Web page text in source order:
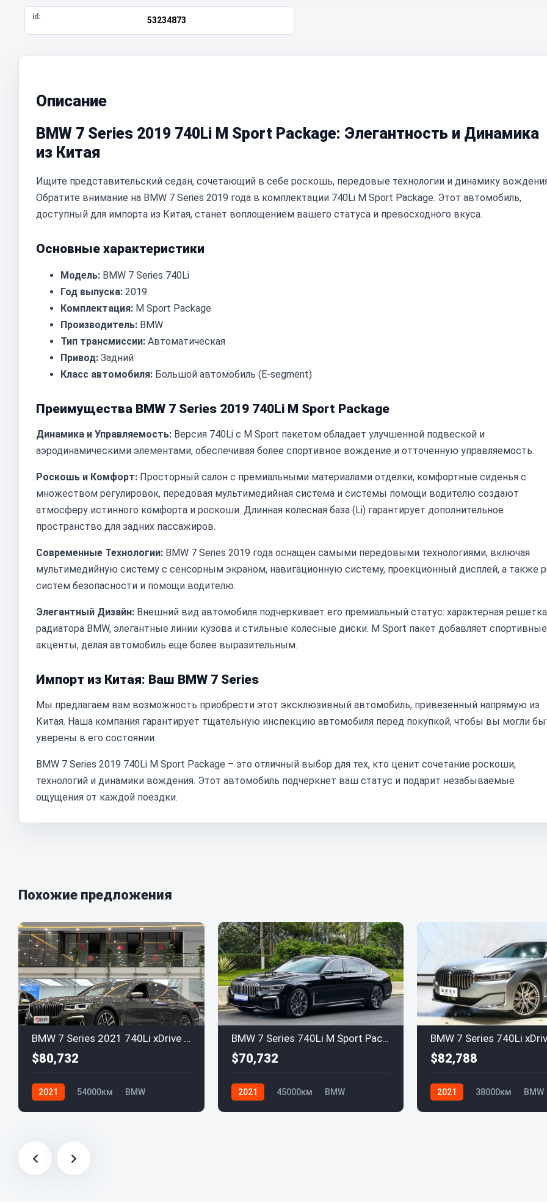
id: 53234873
Описание
BMW 7 Series 2019 740Li M Sport Package: Элегантность и Динамика
из Китая
Ищите представительский седан, сочетающий в себе роскошь, передовые технологии и динамику
Обратите внимание на BMW 7 Series 2019 года в комплектации 740Li M Sport Package. Этот автомобиль,
доступный для импорта из Китая, станет воплощением вашего статуса и превосходного вкуса.
Основные характеристики
Модель: BMW 7 Series 740Li
Год выпуска: 2019
Комплектация: M Sport Package
Производитель: BMW
Тип трансмиссии: Автоматическая
Привод: Задний
Класс автомобиля: Большой автомобиль (E-segment)
Преимущества BMW 7 Series 2019 740Li M Sport Package
Динамика и Управляемость: Версия 740Li с M Sport пакетом обладает улучшенной подвеской и
аэродинамическими элементами, обеспечивая более спортивное вождение и отточенную управляемость.
Роскошь и Комфорт: Просторный салон с премиальными материалами отделки, комфортные сиденья с
множеством регулировок, передовая мультимедийная система и системы помощи водителю создают
атмосферу истинного комфорта и роскоши. Длинная колесная база (Li) гарантирует дополнительное
пространство для задних пассажиров.
Современные Технологии: BMW 7 Series 2019 года оснащен самыми передовыми технологиями, включая
мультимедийную систему с сенсорным экраном, навигационную систему, проекционный дисплей, а также
систем безопасности и помощи водителю.
Элегантный Дизайн: Внешний вид автомобиля подчеркивает его премиальный статус: характерная решетка
радиатора BMW, элегантные линии кузова и стильные колесные диски. М Sport пакет добавляет спортивные
акценты, делая автомобиль еще более выразительным.
Импорт из Китая: Ваш BMW 7 Series
Мы предлагаем вам возможность приобрести этот эксклюзивный автомобиль, привезенный напрямую из
Китая. Наша компания гарантирует тщательную инспекцию автомобиля перед покупкой, чтобы вы могли
уверены в его состоянии.
BMW 7 Series 2019 740Li M Sport Package – это отличный выбор для тех, кто ценит сочетание роскоши,
технологий и динамики вождения. Этот автомобиль подчеркнет ваш статус и подарит незабываемые
ощущения от каждой поездки.
Похожие предложения
BMW 7 Series 2021 740Li xDrive M Sport Executive Package
$80,732
2021 54000км BMW
BMW 7 Series 740Li M Sport Package (2021)
$70,732
2021 45000км BMW
$82,788
2021 38000км BMW